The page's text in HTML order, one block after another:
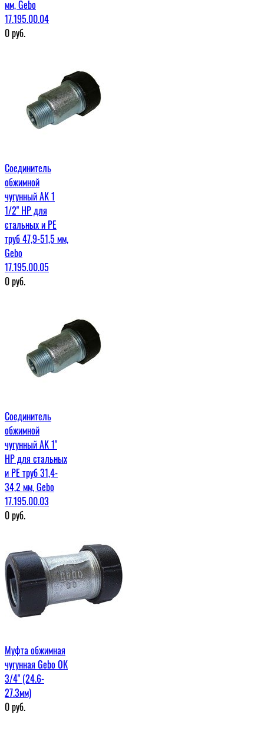
мм, Gebo
17.195.00.04
0руб.
Соединитель
обжимной
чугунный AK 1
1/2" НР для
стальных и PE
труб 47,9-51,5 мм,
Gebo
17.195.00.05
0руб.
Соединитель
обжимной
чугунный AK 1"
НР для стальных
и PE труб 31,4-
34,2 мм, Gebo
17.195.00.03
0руб.
Муфта обжимная
чугунная Gebo ОК
3/4" (24.6-
27.3мм)
0руб.